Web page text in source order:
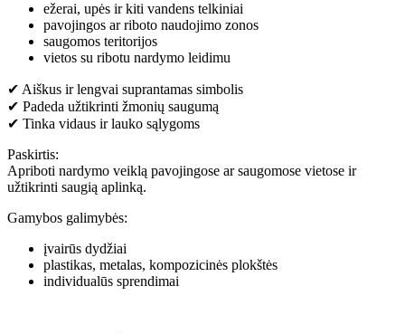
ežerai, upės ir kiti vandens telkiniai
pavojingos ar riboto naudojimo zonos
saugomos teritorijos
vietos su ribotu nardymo leidimu
✔ Aiškus ir lengvai suprantamas simbolis
✔ Padeda užtikrinti žmonių saugumą
✔ Tinka vidaus ir lauko sąlygoms
Paskirtis:
Apriboti nardymo veiklą pavojingose ar saugomose vietose ir
užtikrinti saugią aplinką.
Gamybos galimybės:
įvairūs dydžiai
plastikas, metalas, kompozicinės plokštės
individualūs sprendimai